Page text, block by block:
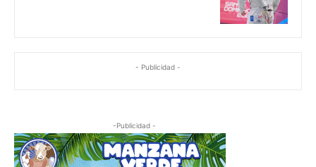
- Publicidad -
-Publicidad -